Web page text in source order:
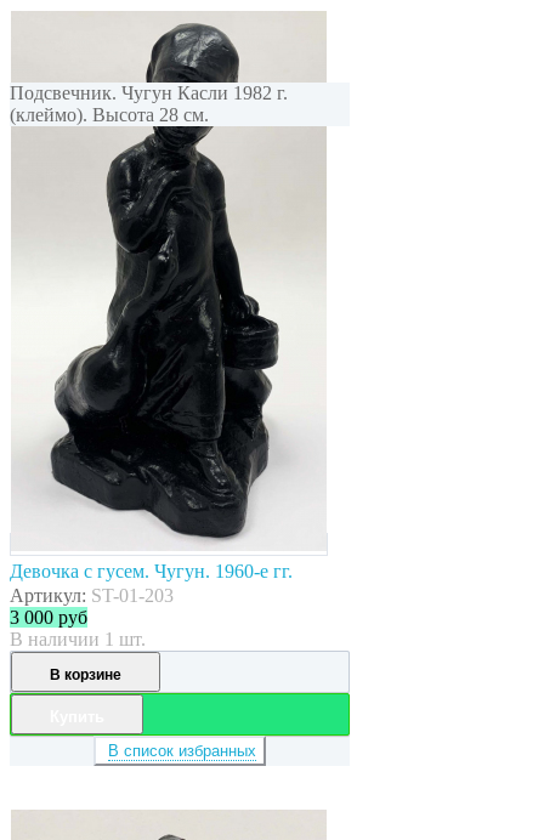
Подсвечник. Чугун Касли 1982 г.
(клеймо). Высота 28 см.
Девочка с гусем. Чугун. 1960-е гг.
Артикул: ST-01-203
3 000 руб
В наличии 1 шт.
В корзине
В список избранных